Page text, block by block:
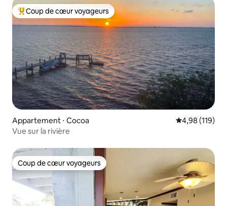
Coups de cœur voyageurs les plus appréciés
Coup de cœur voyageurs
Appartement ⋅ Cocoa Évaluation
4,98 (119)
Vue sur la rivière
Coup de cœur voyageurs
Coup de cœur voyageurs